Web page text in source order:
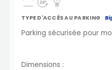
TYPE D'ACCÈS AU PARKING
Parking sécurisée pour
Dimensions :